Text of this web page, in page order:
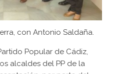
con Antonio Saldaña.
Popular de Cádiz,
alcaldes del PP de la